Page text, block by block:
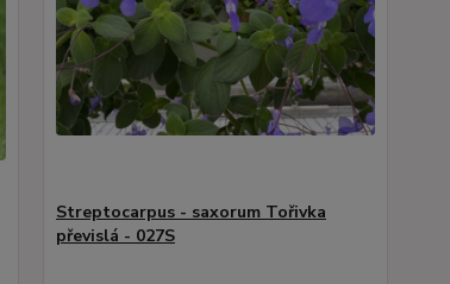
Streptocarpus - saxorum Tořivka
převislá - 027S